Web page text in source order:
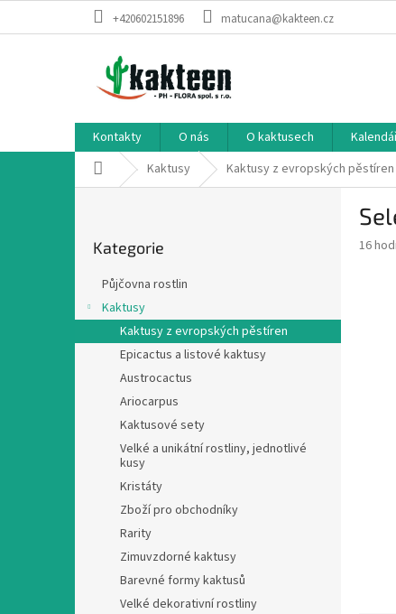
+420602151896 matucana@kakteen.cz
Kontakty O nás O kaktusech
Domů Kaktusy Kaktusy z evropských pěstíren
n
kategorie
Kategorie
Půjčovna rostlin
Kaktusy
Kaktusy z evropských pěstíren
Epicactus a listové kaktusy
Austrocactus
Ariocarpus
Kaktusové sety
Velké a unikátní rostliny, jednotlivé
kusy
Kristáty
Zboží pro obchodníky
Rarity
Zimuvzdorné kaktusy
Barevné formy kaktusů
Velké dekorativní rostliny
16